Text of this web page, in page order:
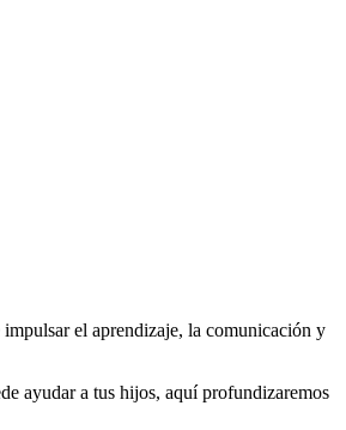
impulsar el aprendizaje, la comunicación y
ayudar a tus hijos, aquí profundizaremos